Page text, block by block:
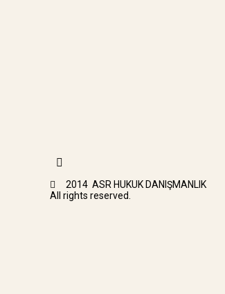
2014 ASR HUKUK DANIŞMANLIK
All rights reserved.